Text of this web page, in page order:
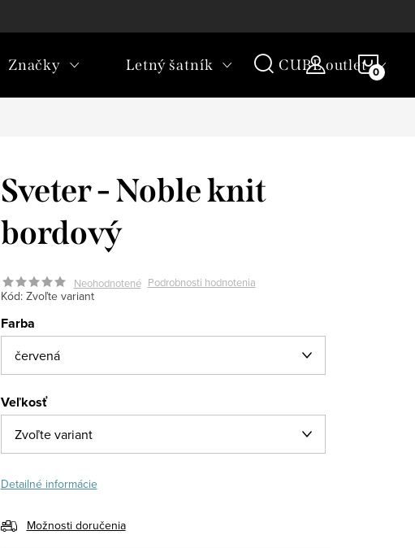
Značky Letný šatník CUBE outlet
Sveter - Noble knit
bordový
Neohodnotené Podrobnosti hodnotenia
Kód: Zvoľte variant
Farba
Veľkosť
Detailné informácie
Možnosti doručenia